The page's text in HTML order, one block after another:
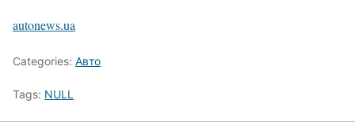
autonews.ua
Categories: Авто
Tags: NULL